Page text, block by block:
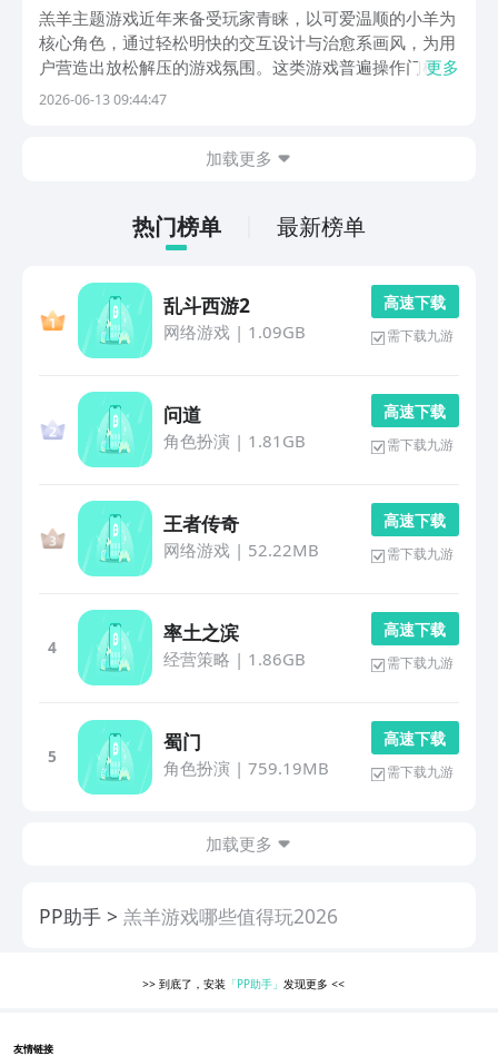
游戏榜单
羔羊主题游戏近年来备受玩家青睐，以可爱温顺的小羊为
核心角色，通过轻松明快的交互设计与治愈系画风，为用
户营造出放松解压的游戏氛围。这类游戏普遍操作门槛
低、节奏舒缓，适合碎片化时间体验，成为都市人群日常
更多
2026-06-13 09:44:47
加载更多
热门榜单 最新榜单
乱斗西游2
网络游戏| 1.09GB
高 速 下 载
需下载九游
问道
角色扮演 | 1.81GB
高 速 下 载
需下载九游
王者传奇
网络游戏| 52.22MB
高 速 下 载
需下载九游
4
率土之滨
经营策略 | 1.86GB
高 速 下 载
需下载九游
5
蜀门
角色扮演 | 759.19MB
高 速 下 载
需下载九游
加载更多
PP助手 羔羊游戏哪些值得玩2026
>> 到底了，安装 「PP助手」发现更多<<
友情链接